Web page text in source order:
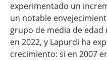
experimentado un
un notable
grupo de media de edad
en 2022, y Lapurdi ha
crecimiento: si en 2007